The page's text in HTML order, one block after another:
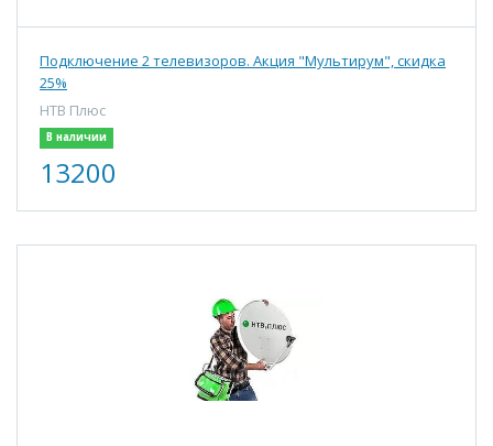
Подключение 2 телевизоров. Акция "Мультирум", скидка
25%
НТВ Плюс
В наличии
13200